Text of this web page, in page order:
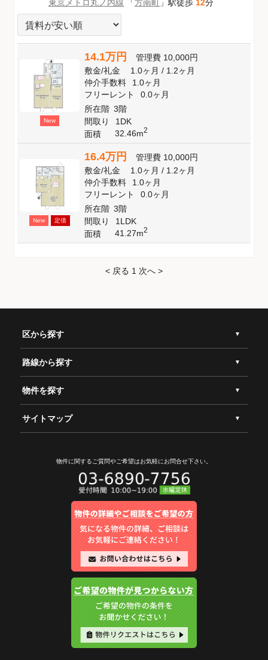
東京メトロ丸ノ内線 「方南町 」駅徒歩 12分
New
14.1万円 管理費 10,000円
敷金/礼金 1.0ヶ月/ 1.2ヶ月
仲介手数料
1.0ヶ月
フリーレント
0.0ヶ月
所在階 3階
間取り
1DK
面積
32.46m2
New 定借
16.4万円 管理費 10,000円
敷金/礼金 1.0ヶ月/ 1.2ヶ月
仲介手数料
1.0ヶ月
フリーレント
0.0ヶ月
所在階 3階
間取り
1LDK
面積
41.27m2
< 戻る 1 次へ >
区から探す
路線から探す
物件を探す
サイトマップ
物件に関するご質問やご希望はお気軽にお問合せ下さい。